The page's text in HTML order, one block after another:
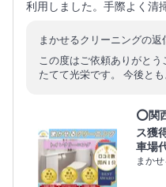
利用しました。手際よく清
まかせるクリーニングの返
この度はご依頼ありがと
たてて光栄です。 今後と
⭕関
ス獲
車場
まか